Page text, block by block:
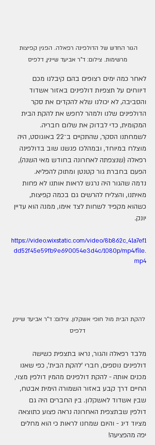
הגור החדש של הדולפינה רפאלה. הפגין קפיצות
מרשימות. צילום: ד"ר אביעד שיינין, דלפיס
לאחר כמה ימים רצופים בהם קיבלנו מכם
דיווחים על תצפיות דולפינים באזור אשדוד
והסביבה, לא יכולנו שלא להקדים את סקר
הדולפינים שלנו ולמהר לחפש את להקת הבית
המקומית, כדי לבדוק את שלום חבריה.
לשמחתנו הסקר, שהתקיים ב־22 באוגוסט, היה
מוצלח במיוחד, ובמהלכו פגשנו שוב בדולפינה
רפאלה (שנצפתה לאחרונה בחודש מאי השנה),
הפעם בחברת גור קטנטן ומתוק להפליא.
נדמה שהגור היה נרגש לראות אותנו לא פחות
מאיתנו, והצליח להרשים גם בכמה קפיצות,
כשהוא מקפיד לשחות לצד אימו, ממנה הוא עדיין
יונק.
https://video.wixstatic.com/video/8b862c_41a7ef1
dd52f45e59fb9e690054e3d4c/1080p/mp4/file.
mp4
להקת הבית מול חופי אשקלון. צילום: ד"ר אביעד שיינין,
דלפיס
מלבד רפאלה והגור, נראו בתצפית כשישה
דולפינים נוספים, חברי 'להקת הבית', כפי שאנו
מכנים אותה - להקת דולפינים מהמין דולפין מצוי,
החיים דרך קבע באזור השמורה הימית אבטח,
שבין אשדוד לאשקלון. בין החברים היה גם
דולפין שבתצפית האחרונה נראה פצוע כתוצאה
מציוד דיג - והיום שמחנו לראות כי הוא מחלים
יפה מהפציעה!